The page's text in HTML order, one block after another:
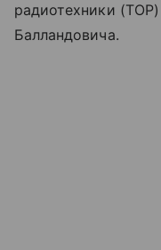
радиотехники
Балландовича.